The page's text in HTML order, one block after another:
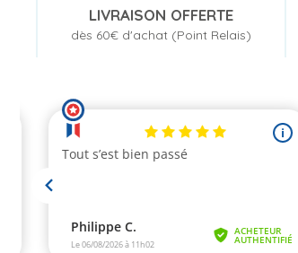
LIVRAISON OFFERTE
dès 60€ d'achat (Point Relais)